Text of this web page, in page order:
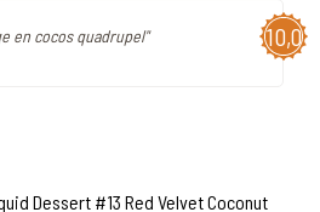
10,0
en cocos quadrupel"
Dessert #13 Red Velvet Coconut